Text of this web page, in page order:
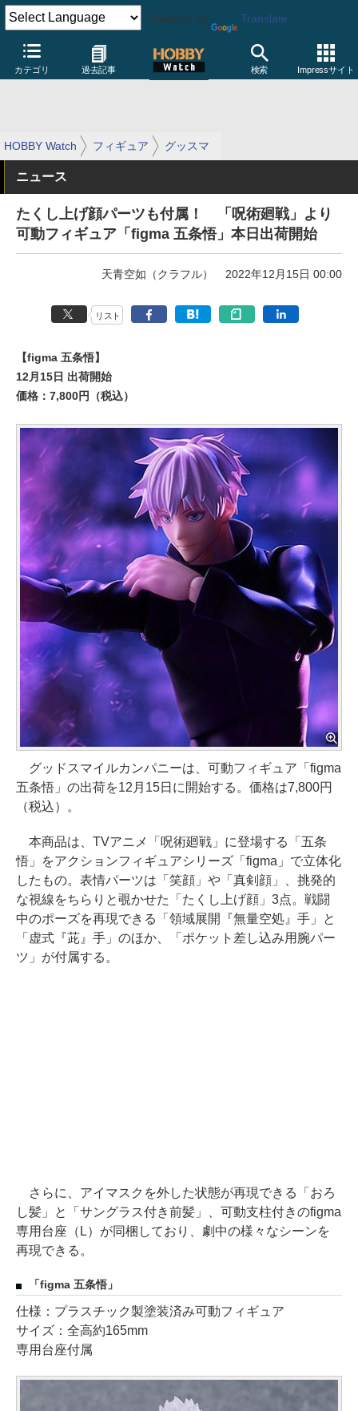
Powered by Translate
カテゴリ 過去記事 検索 Impressサイト
HOBBY Watch フィギュア グッスマ
ニュース
たくし上げ顔パーツも付属！ 「呪術廻戦」より
可動フィギュア「figma 五条悟」本日出荷開始
天青空如（クラフル） 2022年12月15日 00:00
リスト
【figma 五条悟】
12月15日 出荷開始
価格：7,800円（税込）
グッドスマイルカンパニーは、可動フィギュア「figma
五条悟」の出荷を12月15日に開始する。価格は7,800円
（税込）。
本商品は、TVアニメ「呪術廻戦」に登場する「五条
悟」をアクションフィギュアシリーズ「figma」で立体化
したもの。表情パーツは「笑顔」や「真剣顔」、挑発的
な視線をちらりと覗かせた「たくし上げ顔」3点。戦闘
中のポーズを再現できる「領域展開『無量空処』手」と
「虚式『茈』手」のほか、「ポケット差し込み用腕パー
ツ」が付属する。
さらに、アイマスクを外した状態が再現できる「おろ
し髪」と「サングラス付き前髪」、可動支柱付きのfigma
専用台座（L）が同梱しており、劇中の様々なシーンを
再現できる。
「figma 五条悟」
仕様：プラスチック製塗装済み可動フィギュア
サイズ：全高約165mm
専用台座付属